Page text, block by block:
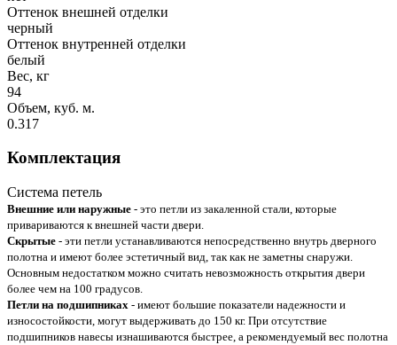
Оттенок внешней отделки
черный
Оттенок внутренней отделки
белый
Вес, кг
94
Объем, куб. м.
0.317
Комплектация
Система петель
Внешние или наружные - это петли из закаленной стали, которые
привариваются к внешней части двери.
Скрытые - эти петли устанавливаются непосредственно внутрь дверного
полотна и имеют более эстетичный вид, так как не заметны снаружи.
Основным недостатком можно считать невозможность открытия двери
более чем на 100 градусов.
Петли на подшипниках - имеют большие показатели надежности и
износостойкости, могут выдерживать до 150 кг. При отсутствие
подшипников навесы изнашиваются быстрее, а рекомендуемый вес полотна